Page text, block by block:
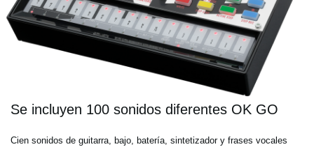
Se incluyen 100 sonidos diferentes OK GO
Cien sonidos de guitarra, bajo, batería, sintetizador y frases vocales